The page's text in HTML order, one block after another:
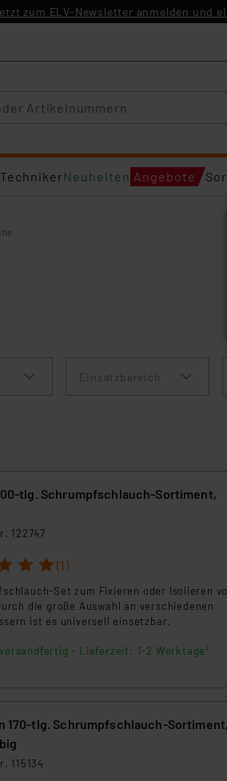
zum ELV-Newsletter anmelden und
Neuheiten Angebote
Einsatzbereich
tlg. Schrumpfschlauch-Sortiment,
122747
4 5 (1)
Set zum Fixieren oder Isolieren
die große Auswahl an verschiedenen
ist es universell einsetzbar.
- Lieferzeit: 1-2 Werktage²
170-tlg. Schrumpfschlauch-Sortiment,
115134